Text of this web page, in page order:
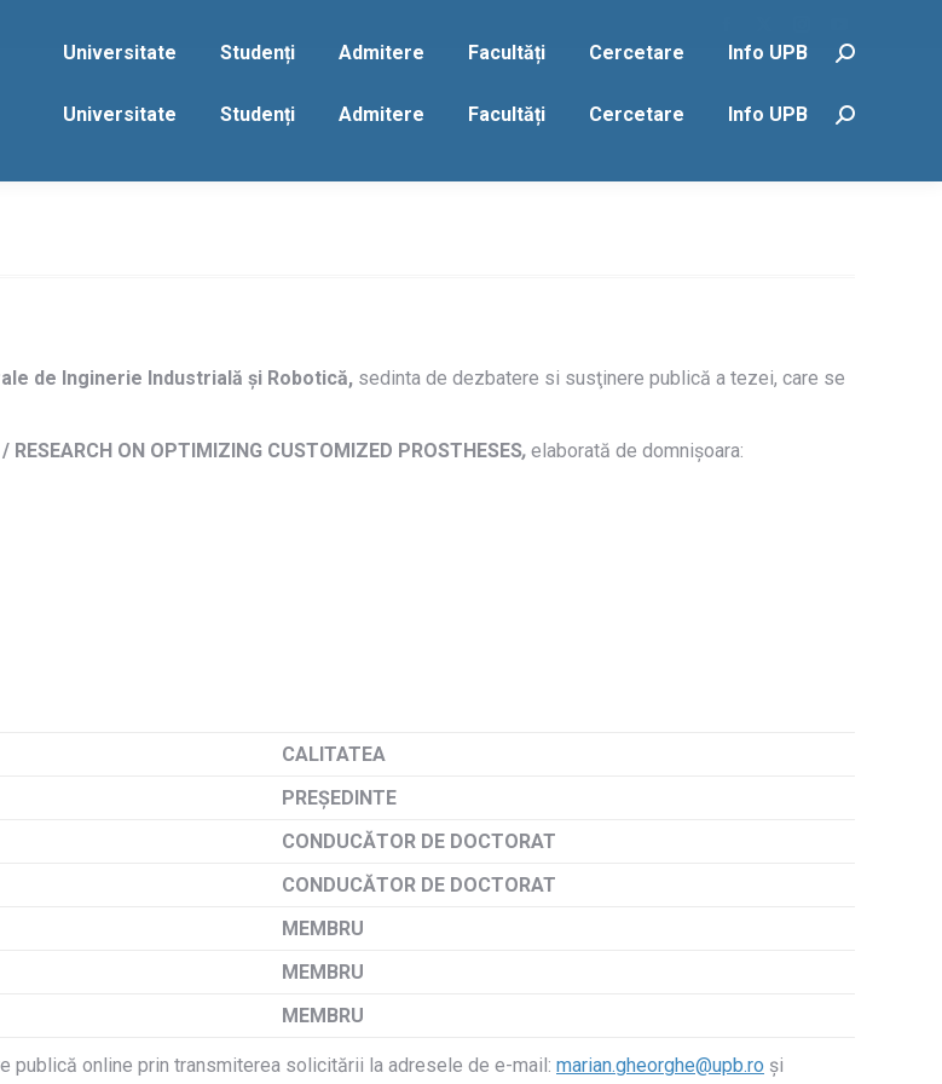
opensopens
Instagram
page
opens
YouTube
opens
Universitate Studenți Admitere Facultăți Cercetare Info UPB Search:
PROTEZELOR
PERSONALIZAE
/
de Inginerie Industrială și Robotică, sedinta de dezbatere si susţinere publică a tezei, care se
/ RESEARCH ON OPTIMIZING CUSTOMIZED PROSTHESES, elaborată de domnișoara:
CALITATEA
PREŞEDINTE
CONDUCĂTOR DE DOCTORAT
CONDUCĂTOR DE DOCTORAT
MEMBRU
MEMBRU
MEMBRU
online prin transmiterea solicitării la adresele de e-mail: marian.gheorghe@upb.ro și
Universitate Studenți Admitere Facultăți Cercetare Info UPB Search: